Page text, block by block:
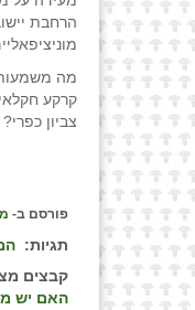
הרחבת
מה משמעות
קרקע
צביון
פורסם ב-
תגיות:
קבצים
האם יש